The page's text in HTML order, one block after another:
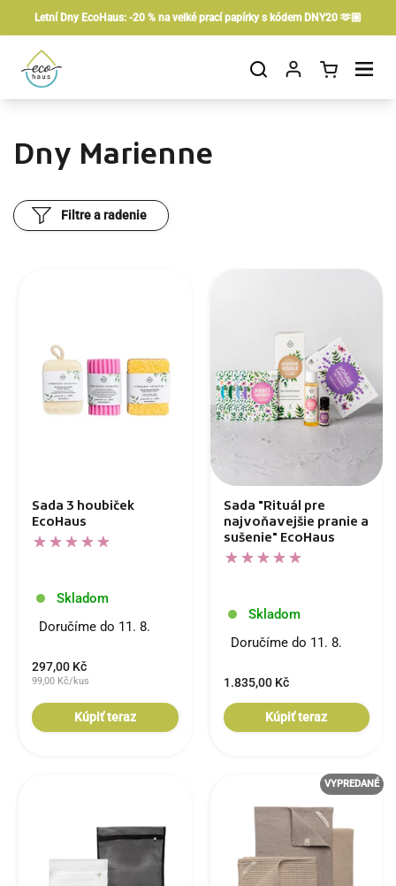
Letní Dny EcoHaus: -20 % na velké prací papírky s kódem DNY20 🫶🏼
Otvorit košíkOtvor ponuku
Dny Marienne
Filtre a radenie
Sada 3 houbiček
EcoHaus
Skladom
Doručíme do 11. 8.
297,00 Kč
99,00 Kč/kus
Kúpiť teraz
Sada "Rituál pre
najvoňavejšie pranie a
sušenie" EcoHaus
Skladom
Doručíme do 11. 8.
1.835,00 Kč
Kúpiť teraz
VYPREDANÉ